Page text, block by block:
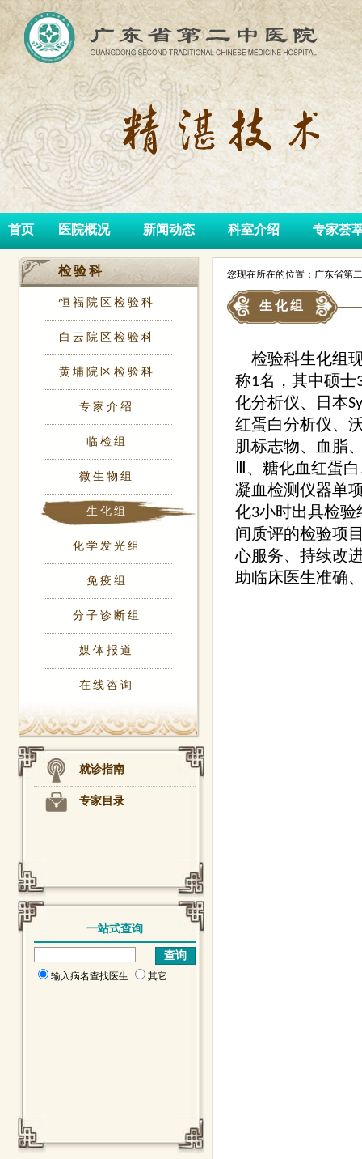
首页 医院概况 新闻动态 科室介绍 专家荟
检验科
恒福院区检验科
白云院区检验科
黄埔院区检验科
专家介绍
临检组
微生物组
生化组
化学发光组
免疫组
分子诊断组
媒体报道
在线咨询
就诊指南
专家目录
一站式查询
输入病名查找医生 其它
您现在所在的位置：广东省第
生化组
检验科生化组
称1名，其中硕士
化分析仪、日本
红蛋白分析仪、
肌标志物、血脂
Ⅲ、糖化血红蛋
凝血检测仪器单
化3小时出具检验
间质评的检验项
心服务、持续改
助临床医生准确